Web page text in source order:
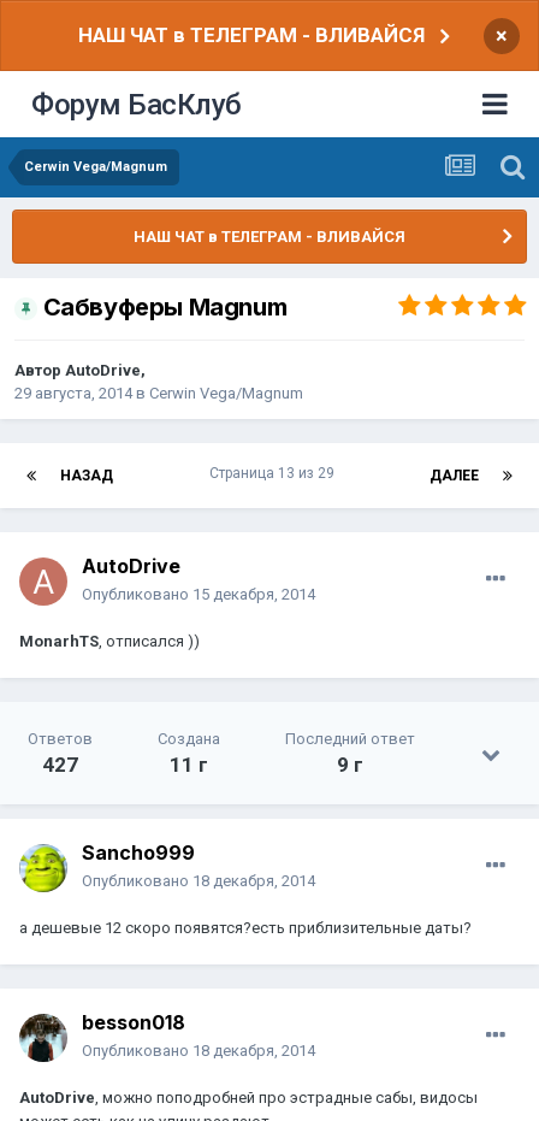
НАШ ЧАТ в ТЕЛЕГРАМ - ВЛИВАЙСЯ ×
Форум БасКлуб
Cerwin Vega/Magnum
НАШ ЧАТ в ТЕЛЕГРАМ - ВЛИВАЙСЯ
Сабвуферы Magnum
Автор AutoDrive,
29 августа, 2014в Cerwin Vega/Magnum
НАЗАД ДАЛЕЕ
Страница 13 из 29
AutoDrive
Опубликовано 15 декабря, 2014
MonarhTS, отписался ))
Ответов
427
Создана
11 г
Последний ответ
9 г
Sancho999
Опубликовано 18 декабря, 2014
а дешевые 12 скоро появятся?есть приблизительные даты?
besson018
Опубликовано 18 декабря, 2014
AutoDrive, можно поподробней про эстрадные сабы, видосы